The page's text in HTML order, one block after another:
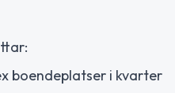
boendeplatser i kvarter